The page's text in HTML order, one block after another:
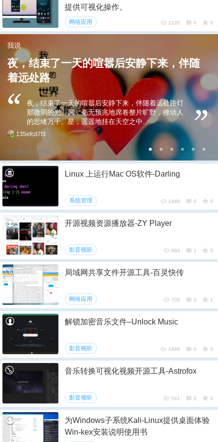
提供可视化操作。
网络应用 1126 0 0
我说
夜，结束了一天的喧嚣后安静下来，伴随
着远处路
夜，结束了一天的喧嚣后安静下来，伴随着远处路灯
那微弱的光。风，毫无预兆地席卷整片旷野，撩动人
的思绪万千。星，遥遥地挂在天空之中...
135efcd7f3
0人参与 | 6年前
Linux 上运行Mac OS软件-Darling
系统管理 1449 0 0
开源视频资源播放器-ZY Player
影音视听 684 1 0
局域网共享文件开源工具-百灵快传
网络应用 705 2 1
解锁加密音乐文件–Unlock Music
影音视听 1946 0 0
音乐转换可视化视频开源工具-Astrofox
影音视听 541 0 0
为Windows子系统Kali-Linux提供桌面体验
Win-kex安装说明使用书
您没有权限发布内容，请购买会员或者提升权
6位以上
忘记密码？
社交帐号直接登录